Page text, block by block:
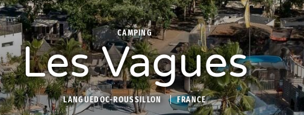
CAMPING
Les Vagues
LANGUEDOC-ROUSSILLON FRANCE